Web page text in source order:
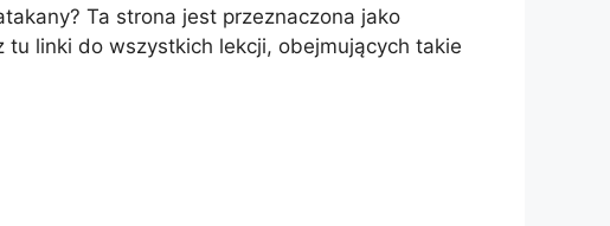
Ta strona jest przeznaczona jako
linki do wszystkich lekcji, obejmujących takie